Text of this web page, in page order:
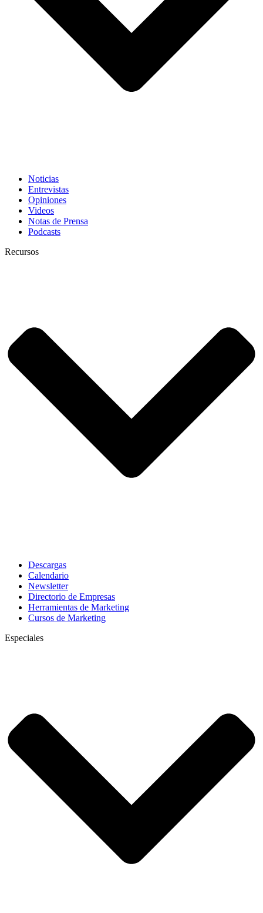
Noticias
Entrevistas
Opiniones
Videos
Notas de Prensa
Podcasts
Recursos
Descargas
Calendario
Newsletter
Directorio de Empresas
Herramientas de Marketing
Cursos de Marketing
Especiales